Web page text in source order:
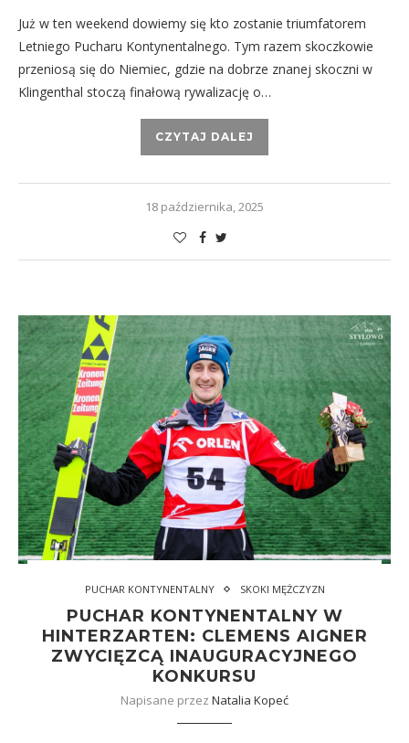
Już w ten weekend dowiemy się kto zostanie triumfatorem
Letniego Pucharu Kontynentalnego. Tym razem skoczkowie
przeniosą się do Niemiec, gdzie na dobrze znanej skoczni w
Klingenthal stoczą finałową rywalizację o…
CZYTAJ DALEJ
18 października, 2025
PUCHAR KONTYNENTALNY SKOKI MĘŻCZYZN
PUCHAR KONTYNENTALNY W
HINTERZARTEN: CLEMENS AIGNER
ZWYCIĘZCĄ INAUGURACYJNEGO
KONKURSU
Napisane przez Natalia Kopeć